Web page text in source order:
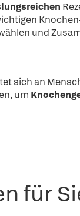
und
sich an
um
für